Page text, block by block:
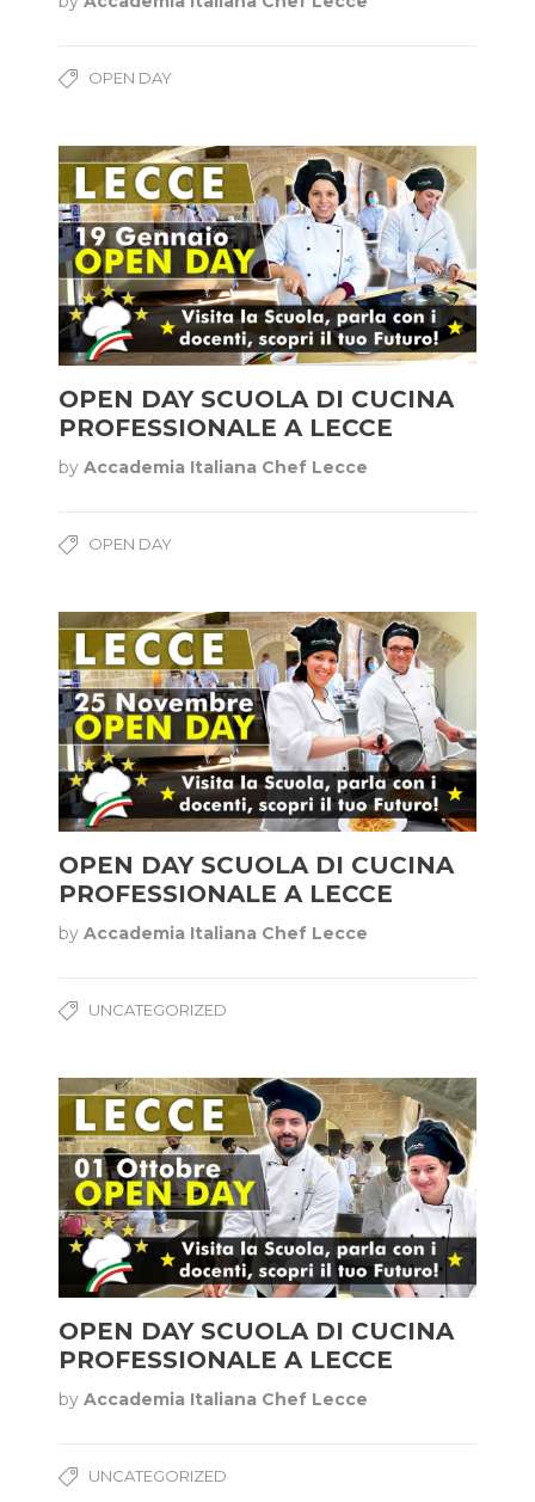
OPEN DAY
OPEN DAY SCUOLA DI CUCINA
PROFESSIONALE A LECCE
by Accademia Italiana Chef Lecce
OPEN DAY
OPEN DAY SCUOLA DI CUCINA
PROFESSIONALE A LECCE
by Accademia Italiana Chef Lecce
UNCATEGORIZED
OPEN DAY SCUOLA DI CUCINA
PROFESSIONALE A LECCE
by Accademia Italiana Chef Lecce
UNCATEGORIZED